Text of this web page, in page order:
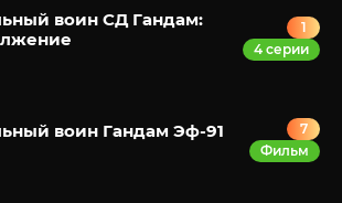
воин СД Гандам:
1
4 серии
воин Гандам Эф-91
7
Фильм